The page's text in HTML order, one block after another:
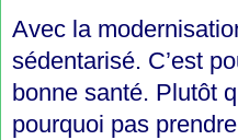
Avec la
sédentarisé. C’est
bonne santé. Plutôt
pourquoi pas